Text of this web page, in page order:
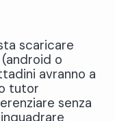
scaricare
o
avranno a
tutor
senza